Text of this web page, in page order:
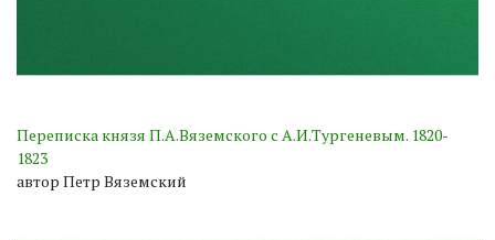
Переписка князя П.А.Вяземского с А.И.Тургеневым. 1820-
1823
автор Петр Вяземский